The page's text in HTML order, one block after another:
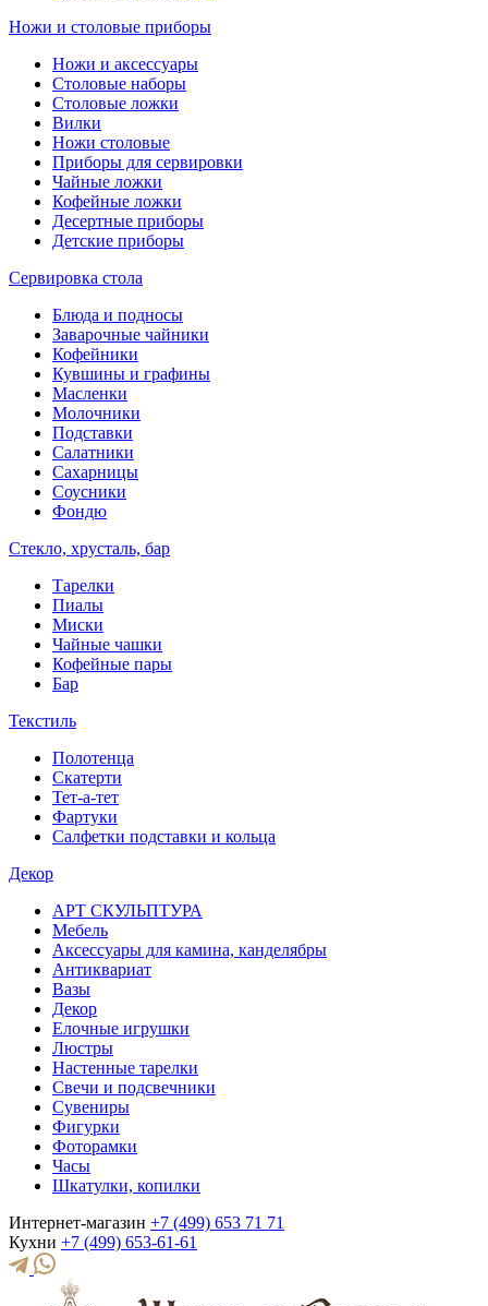
Ножи и столовые приборы
Ножи и аксессуары
Столовые наборы
Столовые ложки
Вилки
Ножи столовые
Приборы для сервировки
Чайные ложки
Кофейные ложки
Десертные приборы
Детские приборы
Сервировка стола
Блюда и подносы
Заварочные чайники
Кофейники
Кувшины и графины
Масленки
Молочники
Подставки
Салатники
Сахарницы
Соусники
Фондю
Стекло, хрусталь, бар
Тарелки
Пиалы
Миски
Чайные чашки
Кофейные пары
Бар
Текстиль
Полотенца
Скатерти
Тет-а-тет
Фартуки
Салфетки подставки и кольца
Декор
АРТ СКУЛЬПТУРА
Мебель
Аксессуары для камина, канделябры
Антиквариат
Вазы
Декор
Елочные игрушки
Люстры
Настенные тарелки
Свечи и подсвечники
Сувениры
Фигурки
Фоторамки
Часы
Шкатулки, копилки
Интернет-магазин +7 (499) 653 71 71
Кухни +7 (499) 653-61-61